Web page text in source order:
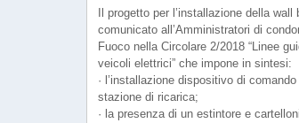
Il progetto per l’installazione della
comunicato all’Amministratori di
Fuoco nella Circolare 2/2018 “Linee
veicoli elettrici” che impone in sintesi:
· l’installazione dispositivo di
stazione di ricarica;
· la presenza di un estintore e